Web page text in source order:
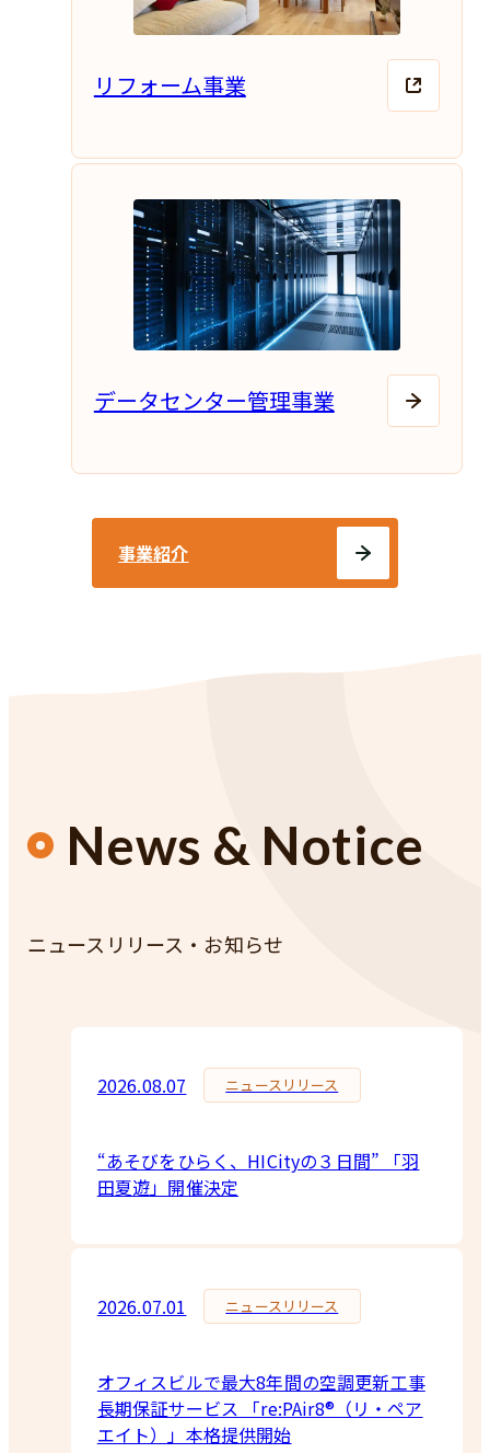
リフォーム事業
データセンター管理事業
事業紹介
News & Notice
ニュースリリース・お知らせ
2026.08.07 ニュースリリース
“あそびをひらく、HICityの３日間” 「羽
田夏遊」開催決定
2026.07.01 ニュースリリース
オフィスビルで最大8年間の空調更新工事
長期保証サービス 「re:PAir8®（リ・ペア
エイト）」本格提供開始